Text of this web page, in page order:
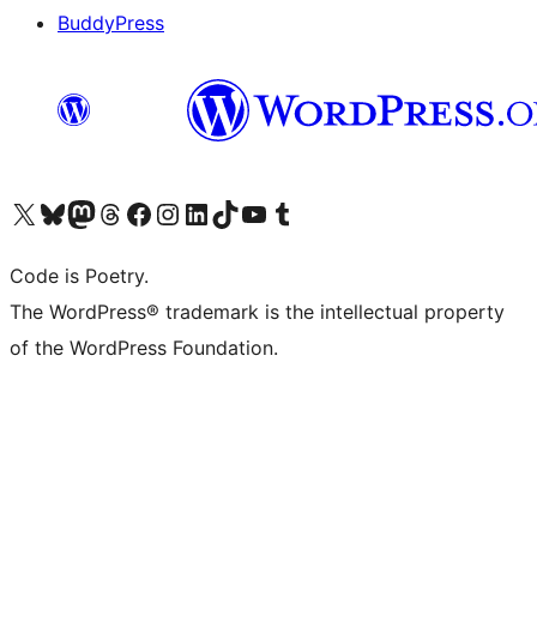
BuddyPress
Navštivte náš účet na X (dříve Twitter)
Navštivte náš Bluesky účetNavštivte náš účet Mastodon
Navštivte náš Threads účetNavštivte naši stránku na Facebooku
Navštivte náš Instagram účetNavštivte náš LinkedIn účetNavštivte náš TikTok účetNavštivte náš YouTube kanálNavštivte náš Tumblr účet
Code is Poetry.
The WordPress® trademark is the intellectual property
of the WordPress Foundation.